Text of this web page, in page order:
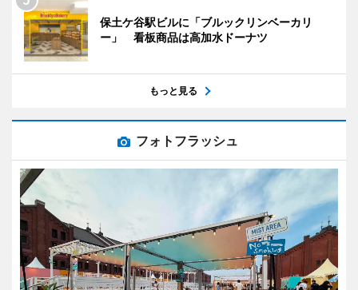
保土ケ谷駅ビルに「ブルックリンベーカリ
ー」 看板商品は高加水ドーナツ
もっと見る
フォトフラッシュ